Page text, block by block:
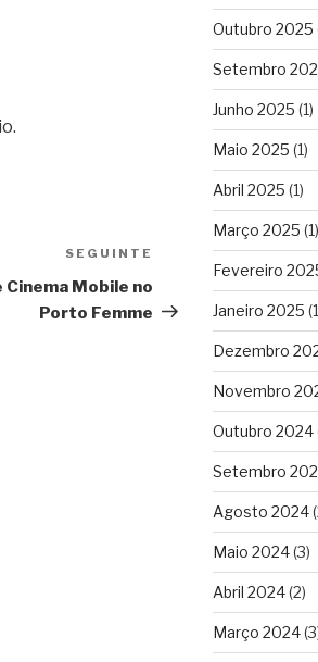
Conteúdo
seguinte
SEGUINTE
Mobile no
Porto Femme
Outubro 2025
Setembro
Junho 2025 (1)
Maio 2025 (1)
Abril 2025 (1)
Março 2025 (1)
Fevereiro
Janeiro 2025
Dezembro
Novembro
Outubro 2024
Setembro
Agosto 2024
Maio 2024(3)
Abril 2024(2)
Março 2024